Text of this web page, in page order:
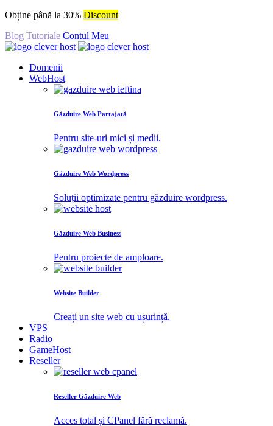
Obține până la 30% Discount
Blog Tutoriale Contul Meu
Domenii
WebHost
Găzduire Web Partajată
Pentru site-uri mici și medii.
Găzduire Web Wordpress
Soluții optimizate pentru găzduire wordpress.
Găzduire Web Business
Pentru proiecte de amploare.
Website Builder
Creați un site web cu ușurință.
VPS
Radio
GameHost
Reseller
Reseller Găzduire Web
Acces total și CPanel fără reclamă.